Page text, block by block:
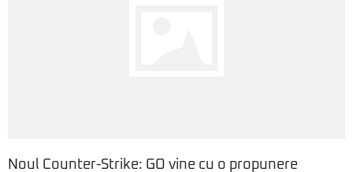
Noul Counter-Strike: GO vine cu o propunere